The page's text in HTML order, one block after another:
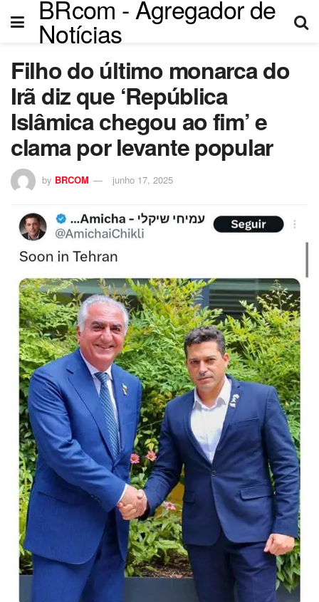
BRcom - Agregador de
Notícias
Filho do último monarca do
Irã diz que ‘República
Islâmica chegou ao fim’ e
clama por levante popular
by BRCOM junho 17, 2025